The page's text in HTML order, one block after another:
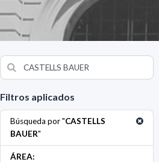
Filtros aplicados
Búsqueda por "CASTELLS
BAUER"
ÁREA: